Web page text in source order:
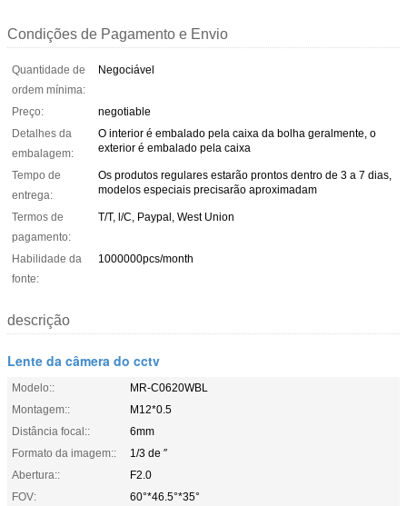
Condições de Pagamento e Envio
Quantidade de
ordem mínima:
Negociável
Preço:
negotiable
Detalhes da
embalagem:
O interior é embalado pela caixa da bolha geralmente, o
exterior é embalado pela caixa
Tempo de
entrega:
Os produtos regulares estarão prontos dentro de 3 a 7 dias,
modelos especiais precisarão aproximadam
Termos de
pagamento:
T/T, l/C, Paypal, West Union
Habilidade da
fonte:
1000000pcs/month
descrição
Lente da câmera do cctv
Modelo::
MR-C0620WBL
Montagem::
M12*0.5
Distância focal::
6mm
Formato da imagem::
1/3 de ″
Abertura::
F2.0
FOV:
60°*46.5°*35°